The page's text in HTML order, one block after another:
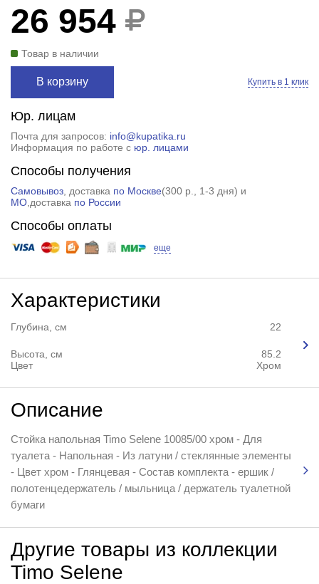
26 954
Товар в наличии
В корзину Купить в 1 клик
Юр. лицам
Почта для запросов: info@kupatika.ru
Информация по работе с юр. лицами
Способы получения
Самовывоз, доставка по Москве(300 р.
, 1-3 дня) и
МО,доставка по России
Способы оплаты
еще
Характеристики
Глубина, см 22
Высота, см
85.2
Цвет
Хром
Описание
Стойка напольная Timo Selene 10085/00 хром - Для
туалета - Напольная - Из латуни / стеклянные элементы
- Цвет хром - Глянцевая - Состав комплекта - ершик /
полотенцедержатель / мыльница / держатель туалетной
бумаги
Другие товары из коллекции
Timo Selene